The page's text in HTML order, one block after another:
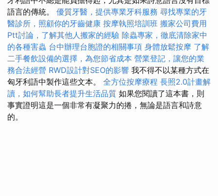
語言的傳統。 優質牙醫，提供專業牙科服務 尋找專業的牙
醫診所，照顧你的牙齒健康 按摩執照培訓班 搬家公司費用
Ptt討論，了解其他人搬家的經驗 除蟲專家，徹底清除家中
的各種害蟲 台中辦理台胞證的相關事項 身體放鬆按摩 了解
二手餐飲設備的選擇，為您節省成本 營業登記，讓您的業
務合法經營 RWD設計對SEO的影響 我不得不以某種方式在
匈牙利語中製作這些文本。 全方位按摩療程 長照2.0計畫解
讀，如何幫助長者提升生活品質 如果您閱讀了這本書，則
事實證明這是一個非常有凝聚力的捲，無論是語言和詩意
的。